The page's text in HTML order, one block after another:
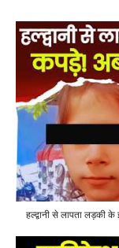
हल्द्वानी से लापता